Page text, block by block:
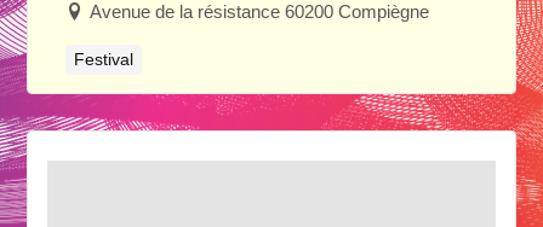
Avenue de la résistance 60200 Compiègne
Festival